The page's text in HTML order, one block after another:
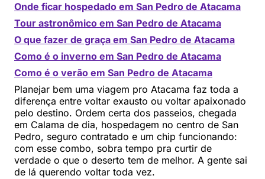
Onde ficar hospedado em San Pedro de Atacama
Tour astronômico em San Pedro de Atacama
O que fazer de graça em San Pedro de Atacama
Como é o inverno em San Pedro de Atacama
Como é o verão em San Pedro de Atacama
Planejar bem uma viagem pro Atacama faz toda a
diferença entre voltar exausto ou voltar apaixonado
pelo destino. Ordem certa dos passeios, chegada
em Calama de dia, hospedagem no centro de San
Pedro, seguro contratado e um chip funcionando:
com esse combo, sobra tempo pra curtir de
verdade o que o deserto tem de melhor. A gente sai
de lá querendo voltar toda vez.